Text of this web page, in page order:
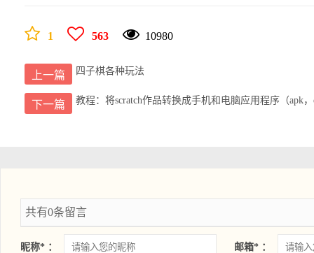
1 563 10980
上一篇 四子棋各种玩法
下一篇 教程：将scratch作品转换成手机和电脑应用程序（apk，
共有0条留言
昵称* ： 邮箱* ：